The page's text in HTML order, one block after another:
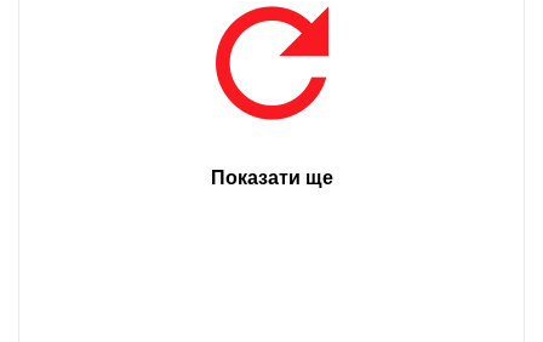
Показати ще